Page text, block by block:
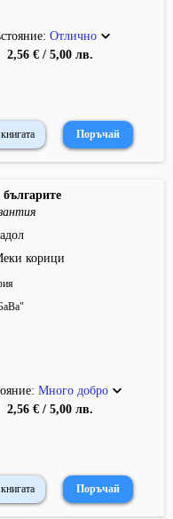
Отлично
2,56 € / 5,00 лв.
корици
"
Много добро
2,56 € / 5,00 лв.